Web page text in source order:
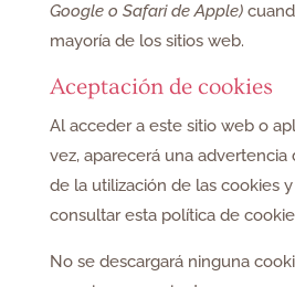
Google o Safari de Apple)
mayoría de los sitios web.
Aceptación de cookies
Al acceder a este sitio web o
vez, aparecerá una
de la utilización de las cookies
consultar esta política de
No se descargará ninguna